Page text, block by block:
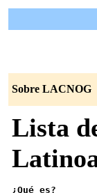
Sobre LACNOG
Lista
¿Qué es?